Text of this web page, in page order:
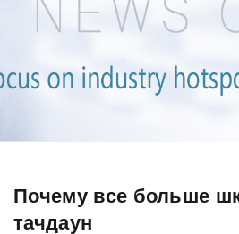
Почему все больше
тачдаун